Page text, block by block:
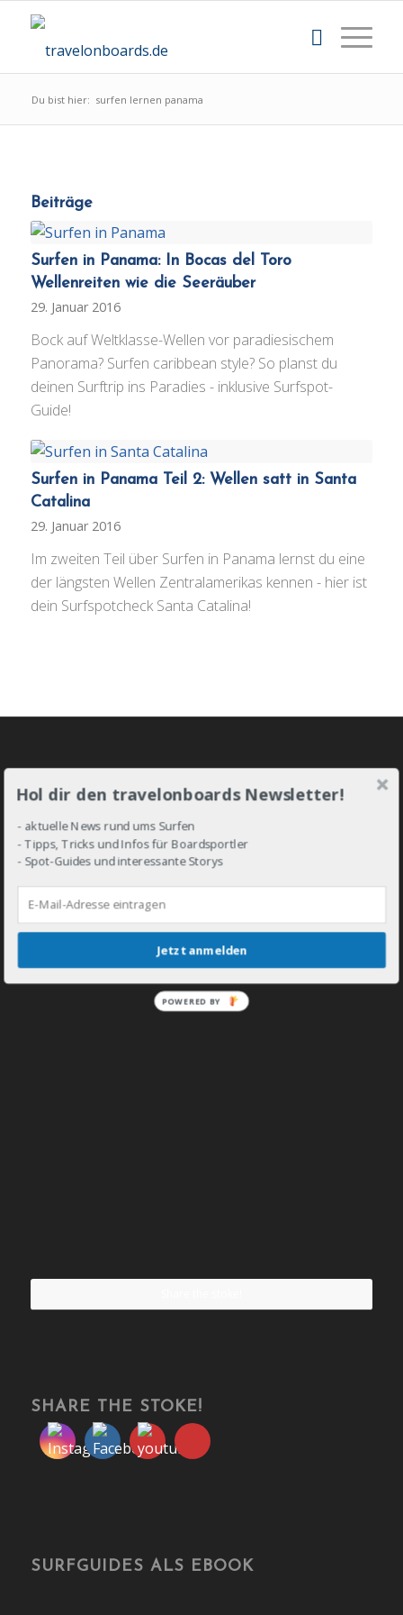
Du bist hier: surfen lernen panama
Beiträge
Surfen in Panama: In Bocas del Toro
Wellenreiten wie die Seeräuber
29. Januar 2016
Bock auf Weltklasse-Wellen vor paradiesischem
Panorama? Surfen caribbean style? So planst du
deinen Surftrip ins Paradies - inklusive Surfspot-
Guide!
Surfen in Panama Teil 2: Wellen satt in Santa
Catalina
29. Januar 2016
Im zweiten Teil über Surfen in Panama lernst du eine
der längsten Wellen Zentralamerikas kennen - hier ist
dein Surfspotcheck Santa Catalina!
DROP IN!
SHARE THE STOKE!
SURFGUIDES ALS EBOOK
Hol dir den travelonboards Newsletter!
- aktuelle News rund ums Surfen
- Tipps, Tricks und Infos für Boardsportler
- Spot-Guides und interessante Storys
Jetzt anmelden
POWERED BY